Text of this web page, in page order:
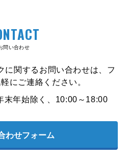
問い合わせ
に関するお問い合わせは、フ
にご連絡ください。
末年始除く、10:00～18:00
わせフォーム